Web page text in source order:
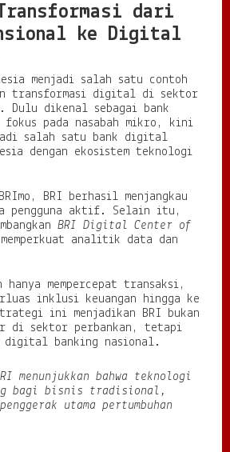
dari
ke Digital
menjadi salah satu contoh
transformasi digital di sektor
Dulu dikenal sebagai bank
fokus pada nasabah mikro, kini
salah satu bank digital
dengan ekosistem teknologi
BRI berhasil menjangkau
pengguna aktif. Selain itu,
BRI Digital Center of
analitik data dan
mempercepat transaksi,
inklusi keuangan hingga ke
ini menjadikan BRI bukan
di sektor perbankan, tetapi
digital banking nasional.
menunjukkan bahwa teknologi
bagi bisnis tradisional,
utama pertumbuhan